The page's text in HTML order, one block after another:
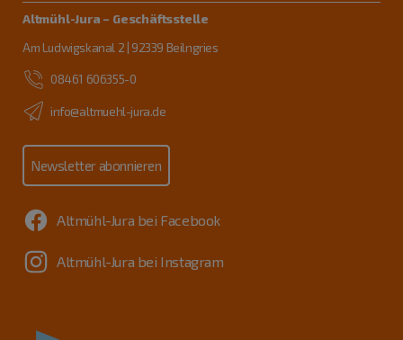
Altmühl-Jura – Geschäftsstelle
Am Ludwigskanal 2 | 92339 Beilngries
08461 606355-0
info@altmuehl-jura.de
Newsletter abonnieren
Altmühl-Jura bei Facebook
Altmühl-Jura bei Instagram